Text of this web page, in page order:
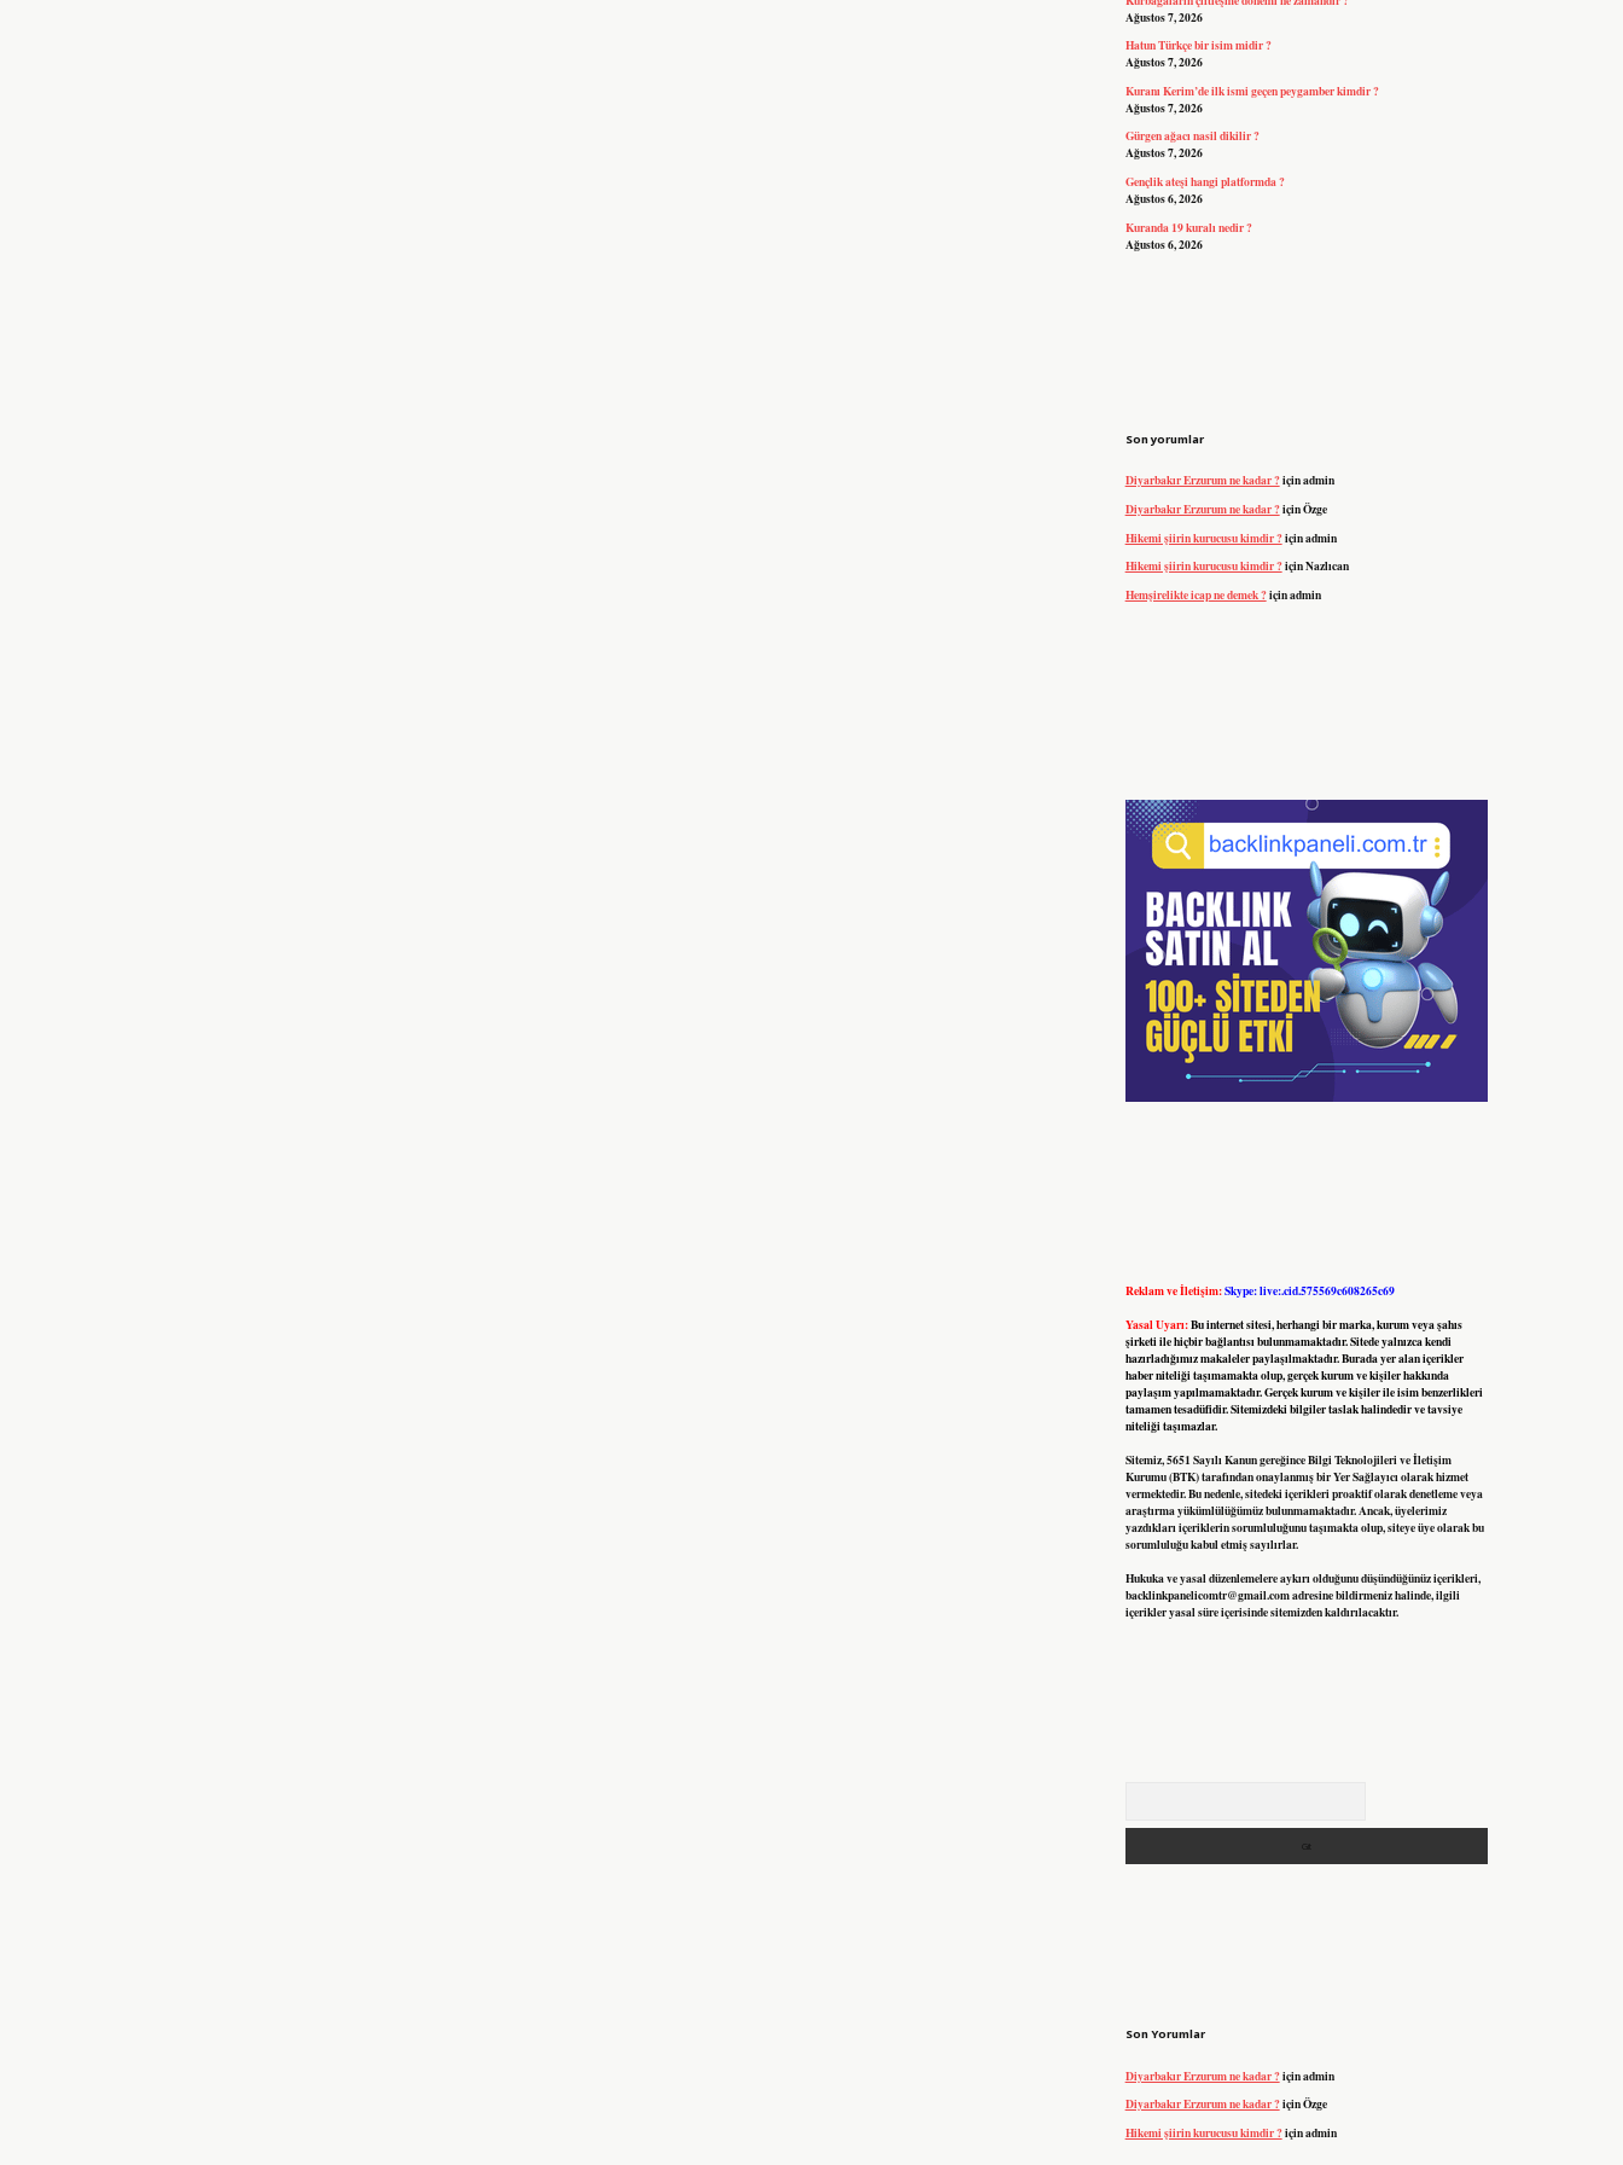
Ağustos 7, 2026
Hatun Türkçe bir isim midir ?
Ağustos 7, 2026
Kuranı Kerim’de ilk ismi geçen peygamber kimdir ?
Ağustos 7, 2026
Gürgen ağacı nasil dikilir ?
Ağustos 7, 2026
Gençlik ateşi hangi platformda ?
Ağustos 6, 2026
Kuranda 19 kuralı nedir ?
Ağustos 6, 2026
Son yorumlar
Diyarbakır Erzurum ne kadar ?içinadmin
Diyarbakır Erzurum ne kadar ?içinÖzge
Hikemi şiirin kurucusu kimdir ?içinadmin
Hikemi şiirin kurucusu kimdir ?içinNazlıcan
Hemşirelikte icap ne demek ?içinadmin
Reklam ve İletişim:Skype: live:.cid.575569c608265c69
Yasal Uyarı:Bu internet sitesi, herhangi bir marka, kurum veya şahıs
şirketi ile hiçbir bağlantısı bulunmamaktadır. Sitede yalnızca kendi
hazırladığımız makaleler paylaşılmaktadır. Burada yer alan içerikler
haber niteliği taşımamakta olup, gerçek kurum ve kişiler hakkında
paylaşım yapılmamaktadır. Gerçek kurum ve kişiler ile isim benzerlikleri
tamamen tesadüfidir. Sitemizdeki bilgiler taslak halindedir ve tavsiye
niteliği taşımazlar.
Sitemiz, 5651 Sayılı Kanun gereğince Bilgi Teknolojileri ve İletişim
Kurumu (BTK) tarafından onaylanmış bir Yer Sağlayıcı olarak hizmet
vermektedir. Bu nedenle, sitedeki içerikleri proaktif olarak denetleme veya
araştırma yükümlülüğümüz bulunmamaktadır. Ancak, üyelerimiz
yazdıkları içeriklerin sorumluluğunu taşımakta olup, siteye üye olarak bu
sorumluluğu kabul etmiş sayılırlar.
Hukuka ve yasal düzenlemelere aykırı olduğunu düşündüğünüz içerikleri,
backlinkpanelicomtr@gmail.comadresine bildirmeniz halinde, ilgili
içerikler yasal süre içerisinde sitemizden kaldırılacaktır.
Son Yorumlar
Diyarbakır Erzurum ne kadar ?içinadmin
Diyarbakır Erzurum ne kadar ?içinÖzge
Hikemi şiirin kurucusu kimdir ?içinadmin